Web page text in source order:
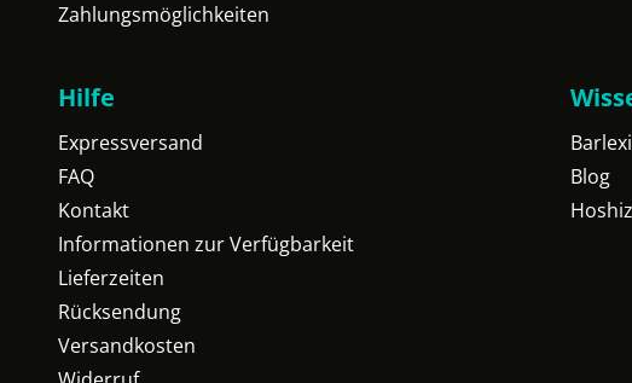
Zahlungsmöglichkeiten
Hilfe
Expressversand
FAQ
Kontakt
Informationen zur Verfügbarkeit
Lieferzeiten
Rücksendung
Versandkosten
Blog